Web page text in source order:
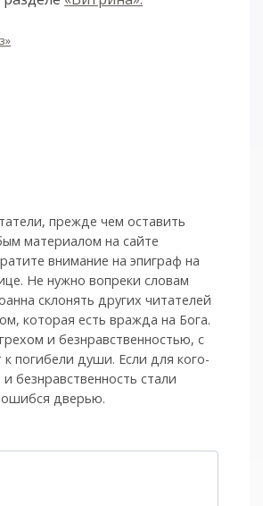
прежде чем оставить
материалом на сайте
внимание на эпиграф на
Не нужно вопреки словам
склонять других читателей
которая есть вражда на Бога.
и без­нрав­ствен­ностью, с
к погибели души. Если для кого-
безнравственность стали
дверью.